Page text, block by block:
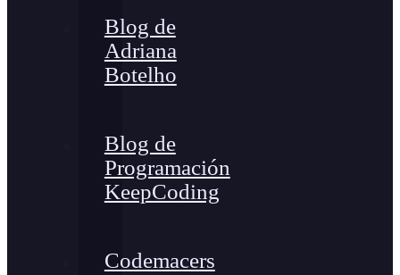
Blog de
Adriana
Botelho
Blog de
Programación
KeepCoding
Codemacers